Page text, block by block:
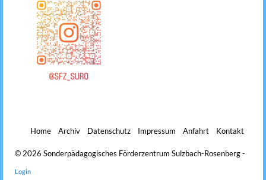
Home Archiv Datenschutz Impressum Anfahrt Kontakt
© 2026 Sonderpädagogisches Förderzentrum Sulzbach-Rosenberg -
Login